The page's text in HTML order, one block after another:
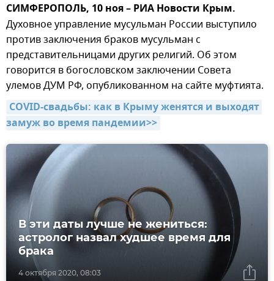
СИМФЕРОПОЛЬ, 10 ноя – РИА Новости Крым.
Духовное управление мусульман России выступило
против заключения браков мусульман с
представительницами других религий. Об этом
говорится в богословском заключении Совета
улемов ДУМ РФ, опубликованном на сайте муфтията.
COVID-свадьбы: как в Крыму женятся и выходят
замуж во время пандемии>>
4 октября 2020, 08:03
В эти даты лучше не жениться:
астролог назвал худшее время для
брака